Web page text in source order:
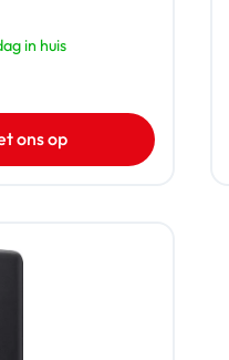
in huis
ons op